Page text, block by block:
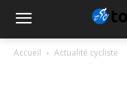
Accueil Actualité cycliste